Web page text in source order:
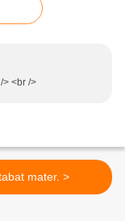
> <br />
stabat mater. >